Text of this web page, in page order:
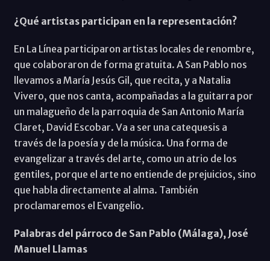
¿Qué artistas participan en la representación?
En La Línea participaron artistas locales de renombre,
que colaboraron de forma gratuita. A San Pablo nos
llevamos a María Jesús Gil, que recita, y a Natalia
Vivero, que nos canta, acompañadas a la guitarra por
un malagueño de la parroquia de San Antonio María
Claret, David Escobar. Va a ser una catequesis a
través de la poesía y de la música. Una forma de
evangelizar a través del arte, como un atrio de los
gentiles, porque el arte no entiende de prejuicios, sino
que habla directamente al alma. También
proclamaremos el Evangelio.
Palabras del párroco de San Pablo (Málaga), José
Manuel Llamas